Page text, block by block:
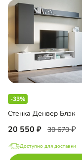
-33%
Стенка Денвер Блэк
20 550 30 670
Доступно для доставки